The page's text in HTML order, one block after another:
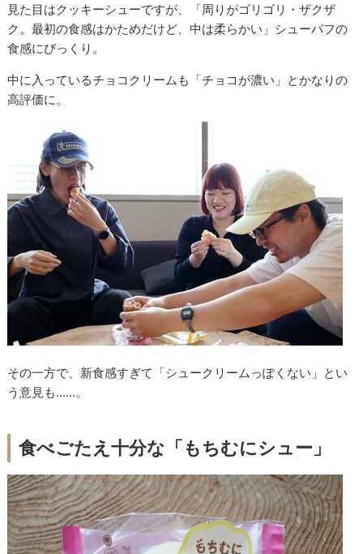
見た目はクッキーシューですが、「周りがゴリゴリ・ザクザ
ク。最初の食感はかためだけど、中は柔らかい」シューパフの
食感にびっくり。
中に入っているチョコクリームも「チョコが濃い」とかなりの
高評価に。
その一方で、新食感すぎて「シュークリームっぽくない」とい
う意見も……。
食べごたえ十分な「もちむにシュー」